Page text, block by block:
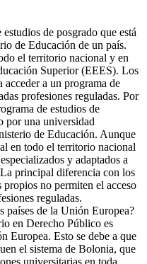
de posgrado que está
de Educación de un país.
el territorio nacional y en
Superior (EEES). Los
acceder a un programa de
profesiones reguladas. Por
de estudios de
por una universidad
de Educación. Aunque
en todo el territorio nacional
y adaptados a
principal diferencia con los
propios no permiten el acceso
reguladas.
países de la Unión Europea?
en Derecho Público es
Europea. Esto se debe a que
el sistema de Bolonia, que